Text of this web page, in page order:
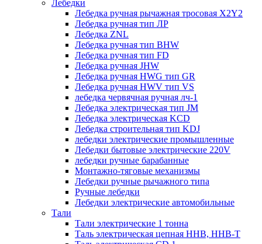
Лебедки
Лебедка ручная рычажная тросовая X2Y2
Лебедка ручная тип ЛР
Лебедка ZNL
Лебедка ручная тип BHW
Лебедка ручная тип FD
Лебедка ручная JHW
Лебедка ручная HWG тип GR
Лебедка ручная HWV тип VS
лебедка червячная ручная лч-1
Лебедка электрическая тип JM
Лебедка электрическая KCD
Лебедка строительная тип KDJ
лебедки электрические промышленные
Лебедки бытовые электрические 220V
лебедки ручные барабанные
Монтажно-тяговые механизмы
Лебедки ручные рычажного типа
Ручные лебедки
Лебедки электрические автомобильные
Тали
Тали электрические 1 тонна
Таль электрическая цепная ННВ, ННВ-Т